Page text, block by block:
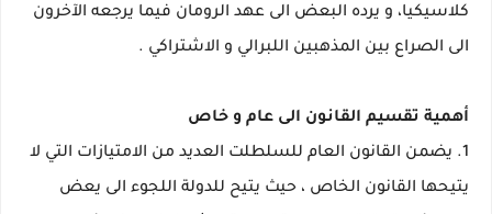
كلاسيكيا، و يرده البعض الى عهد الرومان فيما يرجعه الآخرون
الى الصراع بين المذهبين اللبرالي و الاشتراكي .
أهمية تقسيم القانون الى عام و خاص
1. يضمن القانون العام للسلطلت العديد من الامتيازات التي لا
يتيحها القانون الخاص ، حيث يتيح للدولة اللجوء الى يعض